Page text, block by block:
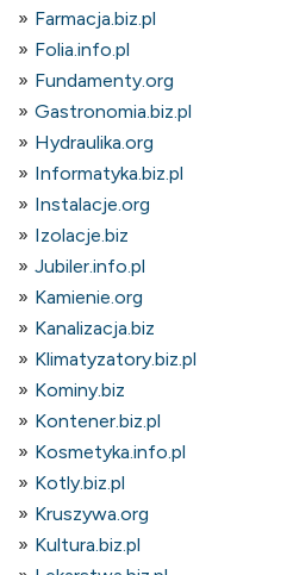
Farmacja.biz.pl
Folia.info.pl
Fundamenty.org
Gastronomia.biz.pl
Hydraulika.org
Informatyka.biz.pl
Instalacje.org
Izolacje.biz
Jubiler.info.pl
Kamienie.org
Kanalizacja.biz
Klimatyzatory.biz.pl
Kominy.biz
Kontener.biz.pl
Kosmetyka.info.pl
Kotly.biz.pl
Kruszywa.org
Kultura.biz.pl